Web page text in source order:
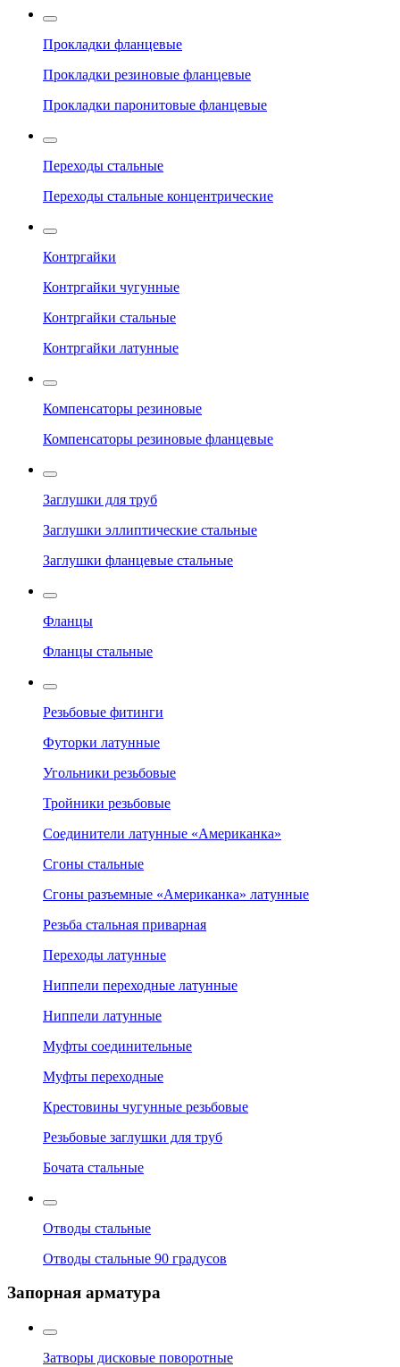
Прокладки фланцевые
Прокладки резиновые фланцевые
Прокладки паронитовые фланцевые
Переходы стальные
Переходы стальные концентрические
Контргайки
Контргайки чугунные
Контргайки стальные
Контргайки латунные
Компенсаторы резиновые
Компенсаторы резиновые фланцевые
Заглушки для труб
Заглушки эллиптические стальные
Заглушки фланцевые стальные
Фланцы
Фланцы стальные
Резьбовые фитинги
Футорки латунные
Угольники резьбовые
Тройники резьбовые
Соединители латунные «Американка»
Сгоны стальные
Сгоны разъемные «Американка» латунные
Резьба стальная приварная
Переходы латунные
Ниппели переходные латунные
Ниппели латунные
Муфты соединительные
Муфты переходные
Крестовины чугунные резьбовые
Резьбовые заглушки для труб
Бочата стальные
Отводы стальные
Отводы стальные 90 градусов
Запорная арматура
Затворы дисковые поворотные